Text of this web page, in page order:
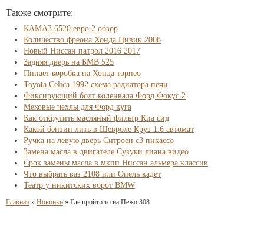
Также смотрите:
КАМАЗ 6520 евро 2 обзор
Количество фреона Хонда Цивик 2008
Новый Ниссан патрол 2016 2017
Задняя дверь на БМВ 525
Пинает коробка на Хонда торнео
Toyota Celica 1992 схема радиатора печи
Фиксирующий болт коленвала Форд Фокус 2
Меховые чехлы для Форд куга
Как открутить масляный фильтр Киа сид
Какой бензин лить в Шевроле Круз 1.6 автомат
Ручка на левую дверь Ситроен с3 пикассо
Замена масла в двигателе Сузуки лиана видео
Срок замены масла в мкпп Ниссан альмера классик
Что выбрать ваз 2108 или Опель кадет
Театр у никитских ворот BMW
Главная » Новинки » Где пройти то на Пежо 308